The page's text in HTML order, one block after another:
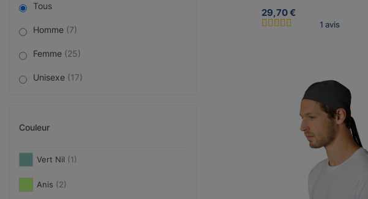
Tous
Homme (7)
Femme (25)
Unisexe (17)
Couleur
Vert Nil (1)
Anis (2)
29,70 €
1 avis